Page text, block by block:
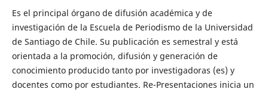
Es el principal órgano de difusión académica y de
investigación de la Escuela de Periodismo de la Universidad
de Santiago de Chile. Su publicación es semestral y está
orientada a la promoción, difusión y generación de
conocimiento producido tanto por investigadoras (es) y
docentes como por estudiantes. Re-Presentaciones inicia un